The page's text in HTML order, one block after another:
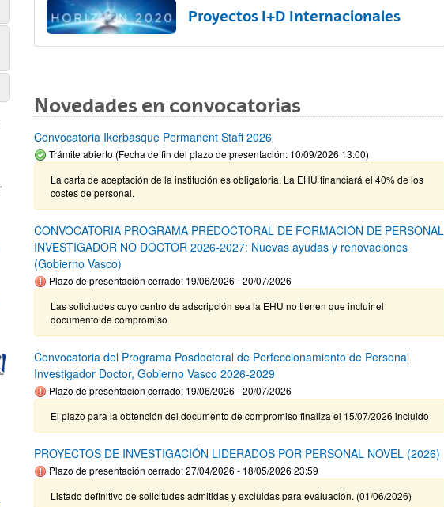
Proyectos I+D Internacionales
Novedades en convocatorias
Convocatoria Ikerbasque Permanent Staff 2026
Trámite abierto (Fecha de fin del plazo de presentación: 10/09/2026 13:00)
La carta de aceptación de la institución es obligatoria. La EHU financiará el 40% de los
costes de personal.
CONVOCATORIA PROGRAMA PREDOCTORAL DE FORMACIÓN DE PERSONAL
INVESTIGADOR NO DOCTOR 2026-2027: Nuevas ayudas y renovaciones
(Gobierno Vasco)
Plazo de presentación cerrado: 19/06/2026 - 20/07/2026
Las solicitudes cuyo centro de adscripción sea la EHU no tienen que incluir el
documento de compromiso
Convocatoria del Programa Posdoctoral de Perfeccionamiento de Personal
Investigador Doctor, Gobierno Vasco 2026-2029
Plazo de presentación cerrado: 19/06/2026 - 20/07/2026
El plazo para la obtención del documento de compromiso finaliza el 15/07/2026 incluido
PROYECTOS DE INVESTIGACIÓN LIDERADOS POR PERSONAL NOVEL (2026)
Plazo de presentación cerrado: 27/04/2026 - 18/05/2026 23:59
Listado definitivo de solicitudes admitidas y excluidas para evaluación. (01/06/2026)